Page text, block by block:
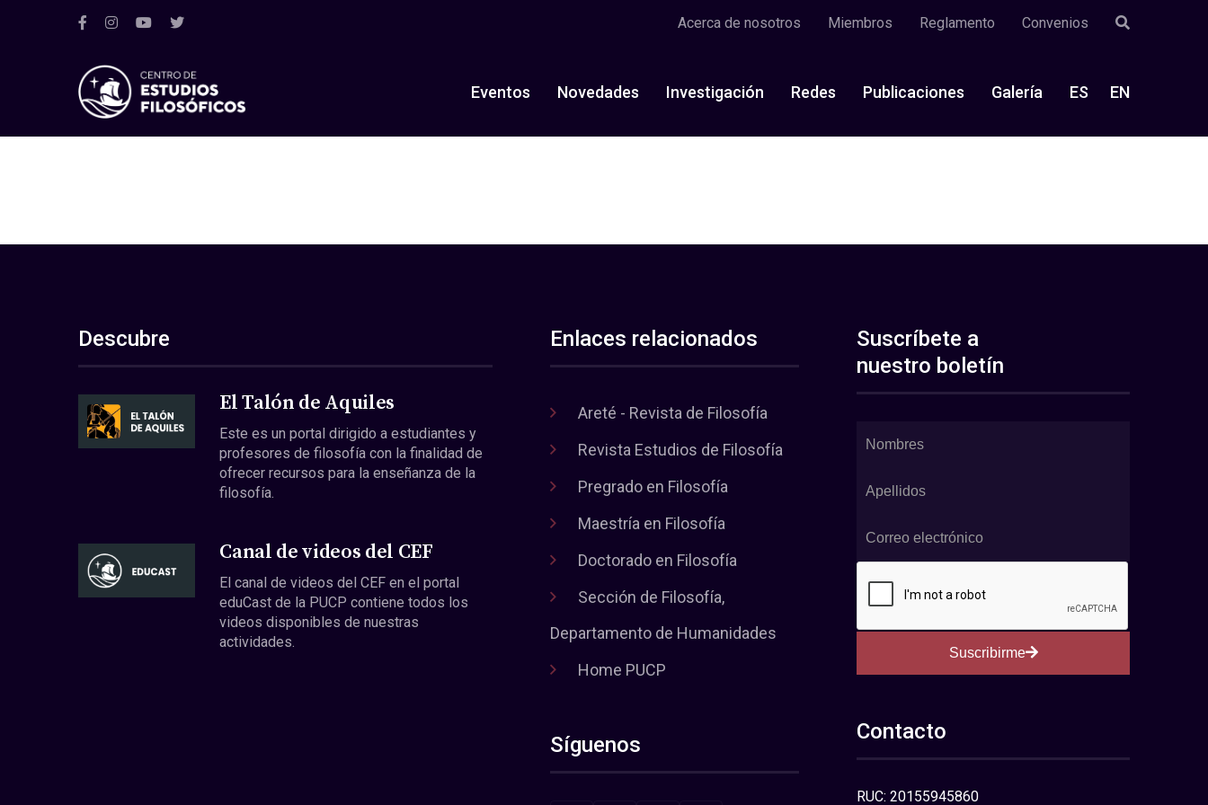
Acerca de nosotros Miembros Reglamento Convenios
Eventos Novedades Investigación Redes Publicaciones Galería ES EN
Descubre
El Talón de Aquiles
Este es un portal dirigido a estudiantes y
profesores de filosofía con la finalidad de
ofrecer recursos para la enseñanza de la
filosofía.
Canal de videos del CEF
El canal de videos del CEF en el portal
eduCast de la PUCP contiene todos los
videos disponibles de nuestras
actividades.
Enlaces relacionados
Areté - Revista de Filosofía
Revista Estudios de Filosofía
Pregrado en Filosofía
Maestría en Filosofía
Doctorado en Filosofía
Sección de Filosofía,
Departamento de Humanidades
Home PUCP
Síguenos
Suscríbete a
nuestro boletín
Suscribirme
Contacto
RUC: 20155945860